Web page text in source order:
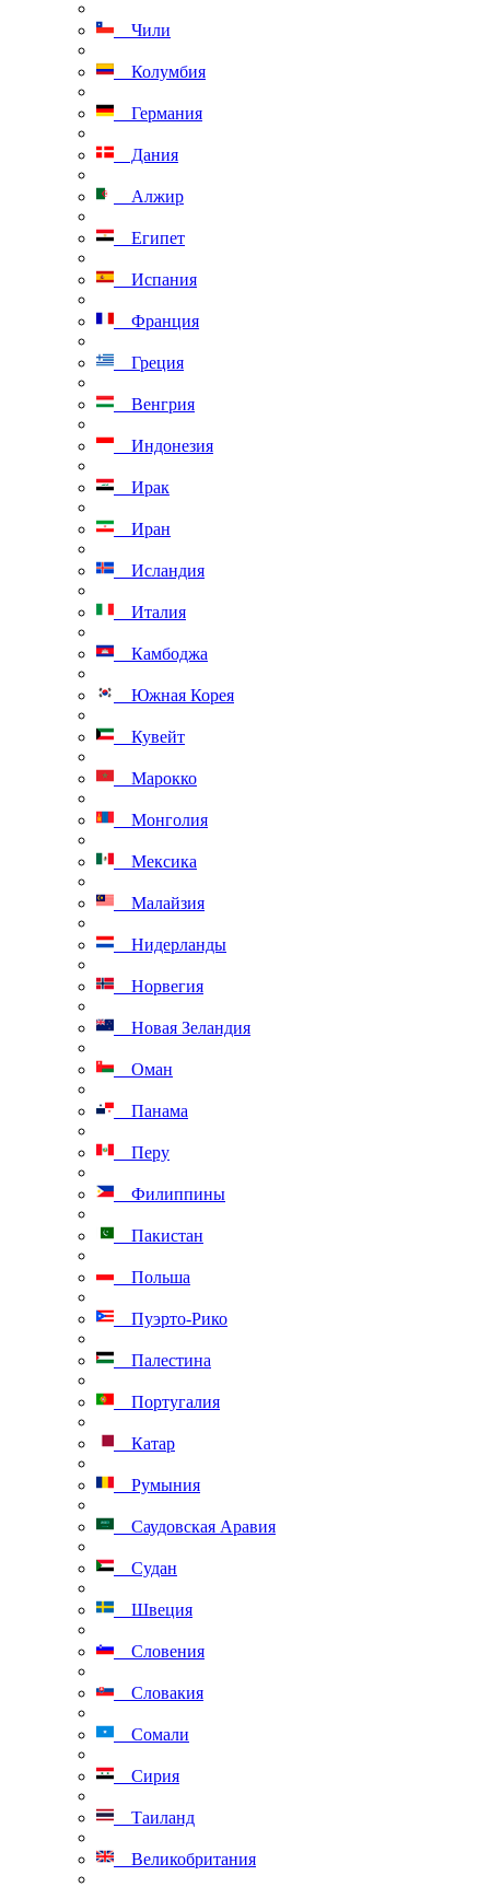
Чили
Колумбия
Германия
Дания
Алжир
Египет
Испания
Франция
Греция
Венгрия
Индонезия
Ирак
Иран
Исландия
Италия
Камбоджа
Южная Корея
Кувейт
Марокко
Монголия
Мексика
Малайзия
Нидерланды
Норвегия
Новая Зеландия
Оман
Панама
Перу
Филиппины
Пакистан
Польша
Пуэрто-Рико
Палестина
Португалия
Катар
Румыния
Саудовская Аравия
Судан
Швеция
Словения
Словакия
Сомали
Сирия
Таиланд
Великобритания